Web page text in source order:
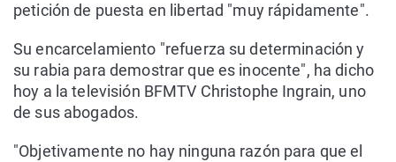
petición de puesta en libertad "muy rápidamente".
Su encarcelamiento "refuerza su determinación y
su rabia para demostrar que es inocente", ha dicho
hoy a la televisión BFMTV Christophe Ingrain, uno
de sus abogados.
"Objetivamente no hay ninguna razón para que el